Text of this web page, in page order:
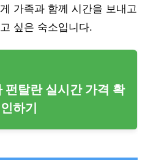
가족과 함께 시간을 보내고
싶은 숙소입니다.
펀탈란 실시간 가격 확
인하기